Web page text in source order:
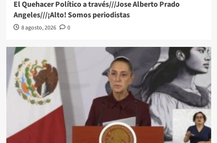
El Quehacer Político a través///Jose Alberto Prado
Angeles///¡Alto! Somos periodistas
8 agosto, 2026 0